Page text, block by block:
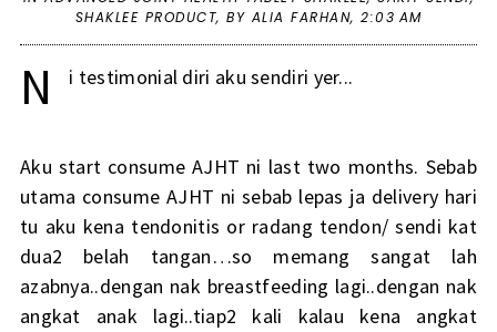
SHAKLEE PRODUCT, BY ALIA FARHAN, 2:03 AM
N i testimonial diri aku sendiri yer...
Aku start consume AJHT ni last two months. Sebab
utama consume AJHT ni sebab lepas ja delivery hari
tu aku kena tendonitis or radang tendon/ sendi kat
dua2 belah tangan…so memang sangat lah
azabnya..dengan nak breastfeeding lagi..dengan nak
angkat anak lagi..tiap2 kali kalau kena angkat